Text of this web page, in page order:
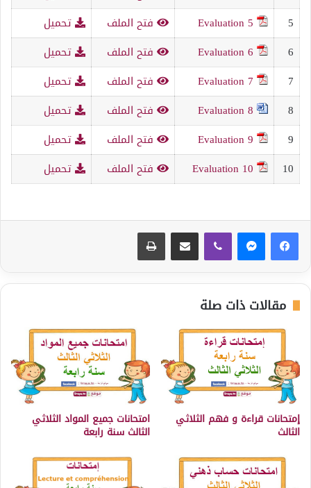
5
Evaluation 5 فتح الملف
تحميل
6
Evaluation 6 فتح الملف
تحميل
7
Evaluation 7 فتح الملف
تحميل
8
Evaluation 8 فتح الملف
تحميل
9
Evaluation 9 فتح الملف
تحميل
10
Evaluation 10 فتح الملف تحميل
مقالات ذات صلة
إمتحانات قراءة و فهم الثلاثي
الثالث
امتحانات جميع المواد الثلاثي
الثالث سنة رابعة